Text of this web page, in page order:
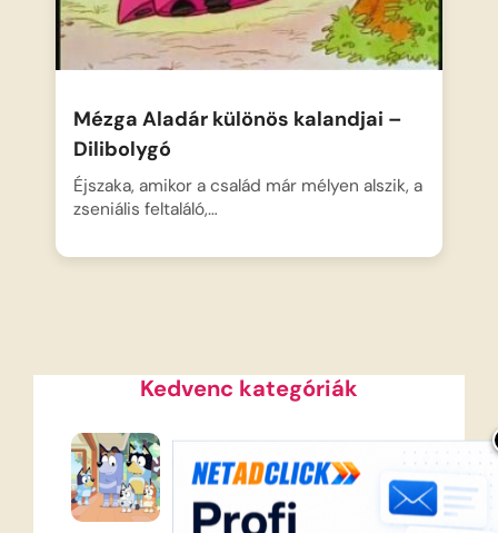
Mézga Aladár különös kalandjai –
Dilibolygó
Éjszaka, amikor a család már mélyen alszik, a
zseniális feltaláló,…
Kedvenc kategóriák
Bluey magyarul